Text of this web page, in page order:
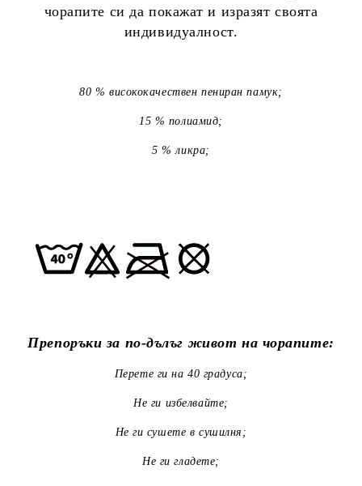
чорапите си да покажат и изразят своята
индивидуалност.
80 % висококачествен пениран памук;
15 % полиамид;
5 % ликра;
Препоръки за по-дълъг живот на чорапите:
Перете ги на 40 градуса;
Не ги избелвайте;
Не ги сушете в сушилня;
Не ги гладете;